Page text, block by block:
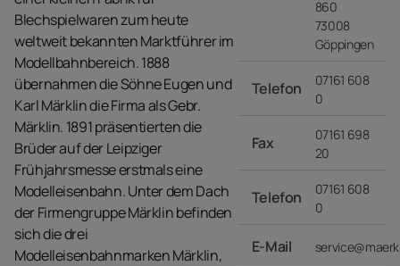
Blechspielwaren zum heute
weltweit bekannten Marktführer im
Modellbahnbereich. 1888
übernahmen die Söhne Eugen und
Karl Märklin die Firma als Gebr.
Märklin. 1891 präsentierten die
Brüder auf der Leipziger
Frühjahrsmesse erstmals eine
Modelleisenbahn. Unter dem Dach
der Firmengruppe Märklin befinden
sich die drei
Modelleisenbahnmarken Märklin,
860
73008
Göppingen
Telefon
07161 608
0
Fax
07161 698
20
Telefon
07161 608
0
E-Mail